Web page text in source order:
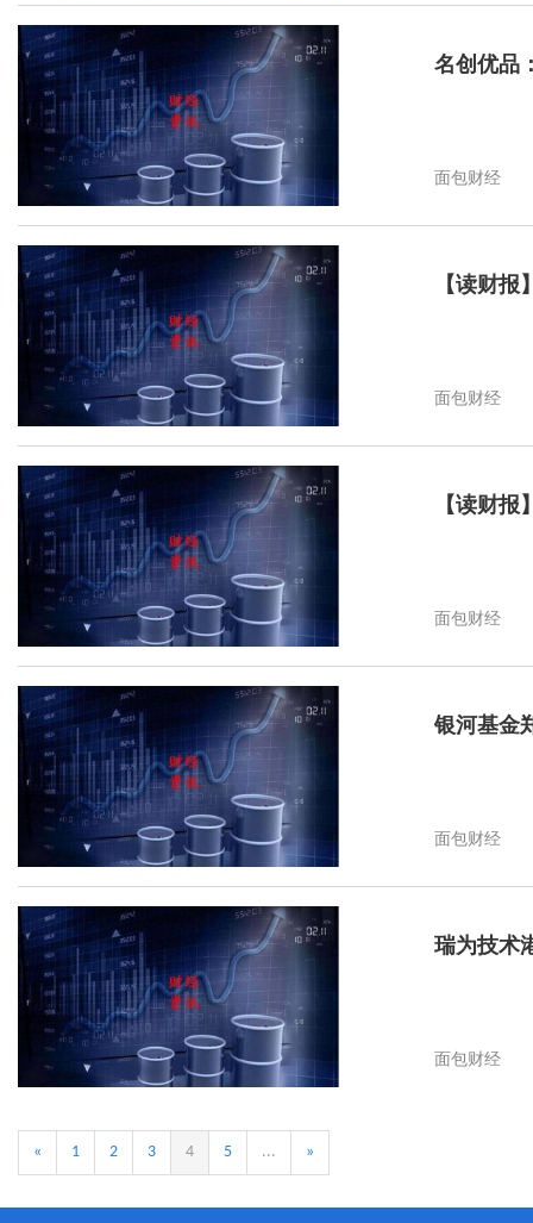
名创优品
面包财经
【读财
面包财经
【读财
面包财经
银河基金
面包财经
瑞为技术
面包财经
« 1 2 3 4 5 ... »